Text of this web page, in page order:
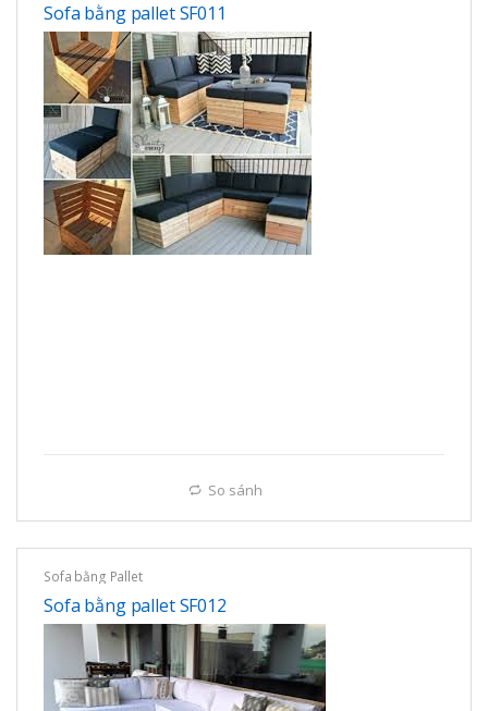
Sofa bằng pallet SF011
So sánh
Sofa bằng Pallet
Sofa bằng pallet SF012